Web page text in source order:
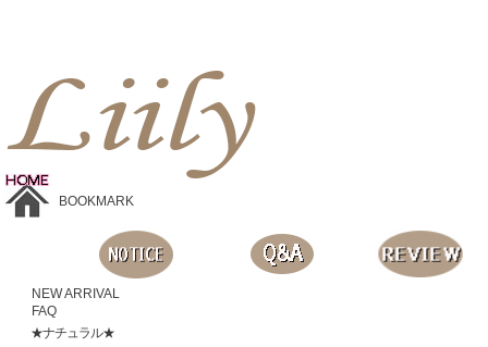
BOOKMARK
NEW ARRIVAL
FAQ
★ナチュラル★